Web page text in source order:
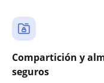
Compartición y
seguros